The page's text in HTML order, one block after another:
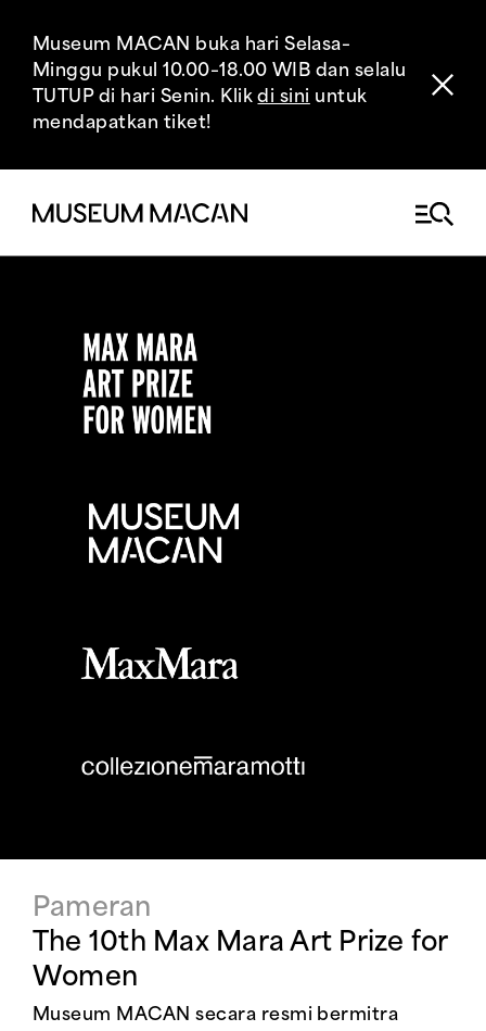
Museum MACAN buka hari Selasa–
Minggu pukul 10.00–18.00 WIB dan selalu
TUTUP di hari Senin. Klikdi sini untuk
mendapatkan tiket!
Pameran
The 10th Max Mara Art Prize for
Women
Museum MACAN secara resmi bermitra